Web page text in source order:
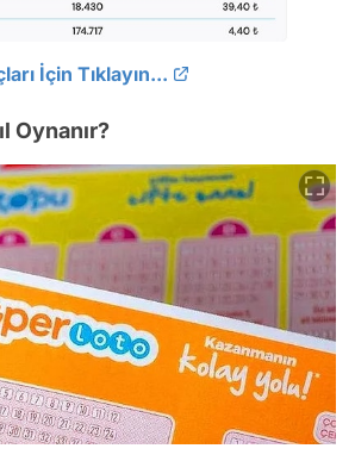
İçin Tıklayın...
Oynanır?